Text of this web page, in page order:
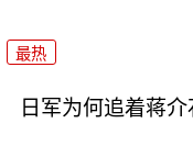
最热
日军为何追着蒋